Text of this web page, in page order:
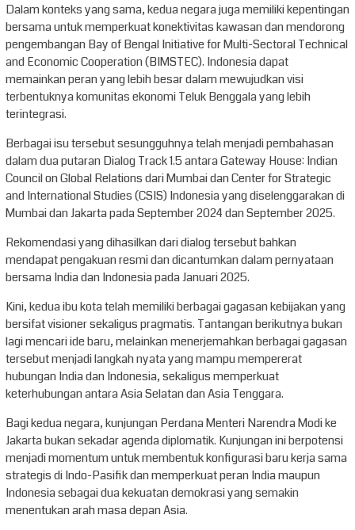
Dalam konteks yang sama, kedua negara juga memiliki kepentingan
bersama untuk memperkuat konektivitas kawasan dan mendorong
pengembangan Bay of Bengal Initiative for Multi-Sectoral Technical
and Economic Cooperation (BIMSTEC). Indonesia dapat
memainkan peran yang lebih besar dalam mewujudkan visi
terbentuknya komunitas ekonomi Teluk Benggala yang lebih
terintegrasi.
Berbagai isu tersebut sesungguhnya telah menjadi pembahasan
dalam dua putaran Dialog Track 1.5 antara Gateway House: Indian
Council on Global Relations dari Mumbai dan Center for Strategic
and International Studies (CSIS) Indonesia yang diselenggarakan di
Mumbai dan Jakarta pada September 2024 dan September 2025.
Rekomendasi yang dihasilkan dari dialog tersebut bahkan
mendapat pengakuan resmi dan dicantumkan dalam pernyataan
bersama India dan Indonesia pada Januari 2025.
Kini, kedua ibu kota telah memiliki berbagai gagasan kebijakan yang
bersifat visioner sekaligus pragmatis. Tantangan berikutnya bukan
lagi mencari ide baru, melainkan menerjemahkan berbagai gagasan
tersebut menjadi langkah nyata yang mampu mempererat
hubungan India dan Indonesia, sekaligus memperkuat
keterhubungan antara Asia Selatan dan Asia Tenggara.
Bagi kedua negara, kunjungan Perdana Menteri Narendra Modi ke
Jakarta bukan sekadar agenda diplomatik. Kunjungan ini berpotensi
menjadi momentum untuk membentuk konfigurasi baru kerja sama
strategis di Indo-Pasifik dan memperkuat peran India maupun
Indonesia sebagai dua kekuatan demokrasi yang semakin
menentukan arah masa depan Asia.